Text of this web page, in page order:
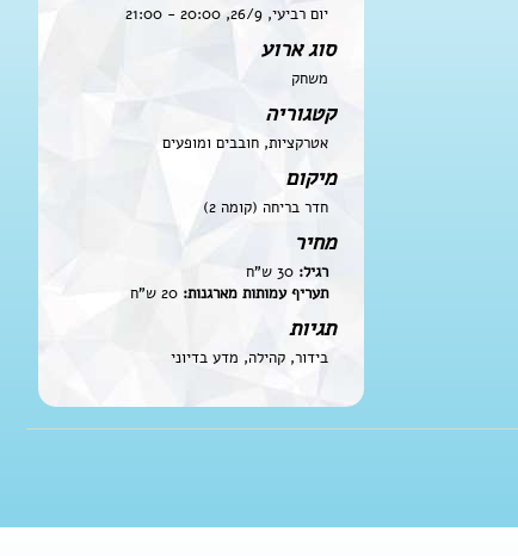
יום רביעי, 26/9, 20:00 - 21:00
סוג ארוע
משחק
קטגוריה
אטרקציות, חובבים ומופעים
מיקום
חדר בריחה (קומה 2)
מחיר
רגיל:
תעריף עמותות מארגנות:
תגיות
בידור, קהילה, מדע בדיוני